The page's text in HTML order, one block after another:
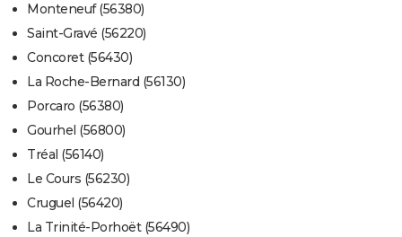
Monteneuf (56380)
Saint-Gravé (56220)
Concoret (56430)
La Roche-Bernard (56130)
Porcaro (56380)
Gourhel (56800)
Tréal (56140)
Le Cours (56230)
Cruguel (56420)
La Trinité-Porhoët (56490)